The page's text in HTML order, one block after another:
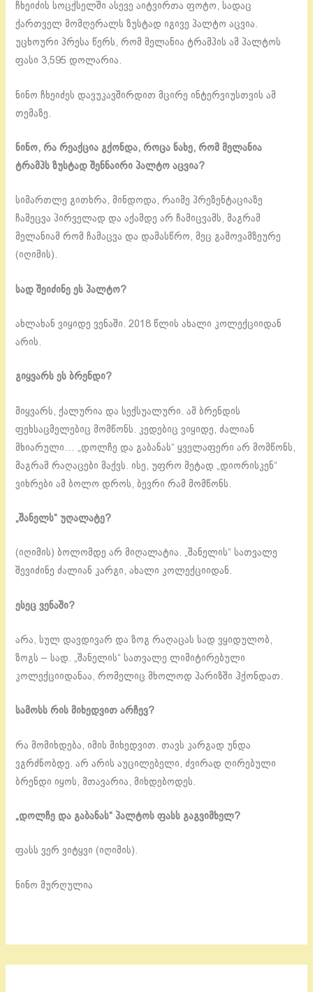
ჩხეიძის სოცქსელში ასევე აიტვირთა ფოტო, სადაც
ქართველ მომღერალს ზუსტად იგივე პალტო აცვია.
უცხოური პრესა წერს, რომ მელანია ტრამპის ამ პალტოს
ფასი 3,595 დოლარია.
ნინო ჩხეიძეს დავუკავშირდით მცირე ინტერვიუსთვის ამ
თემაზე.
ნინო, რა რეაქცია გქონდა, როცა ნახე, რომ მელანია
ტრამპს ზუსტად შენნაირი პალტო აცვია?
სიმართლე გითხრა, მინდოდა, რაიმე პრეზენტაციაზე
ჩამეცვა პირველად და აქამდე არ ჩამიცვამს, მაგრამ
მელანიამ რომ ჩამაცვა და დამასწრო, მეც გამოვამზეურე
(იღიმის).
სად შეიძინე ეს პალტო?
ახლახან ვიყიდე ვენაში. 2018 წლის ახალი კოლექციიდან
არის.
გიყვარს ეს ბრენდი?
მიყვარს, ქალურია და სექსუალური. ამ ბრენდის
ფეხსაცმელებიც მომწონს. კედებიც ვიყიდე, ძალიან
მხიარული… „დოლჩე და გაბანას“ ყველაფერი არ მომწონს,
მაგრამ რაღაცები მაქვს. ისე, უფრო მეტად „დიორისკენ“
ვიხრები ამ ბოლო დროს, ბევრი რამ მომწონს.
„შანელს“ უღალატე?
(იღიმის) ბოლომდე არ მიღალატია. „შანელის“ სათვალე
შევიძინე ძალიან კარგი, ახალი კოლექციიდან.
ესეც ვენაში?
არა, სულ დავდივარ და ზოგ რაღაცას სად ვყიდულობ,
ზოგს – სად. „შანელის“ სათვალე ლიმიტირებული
კოლექციიდანაა, რომელიც მხოლოდ პარიზში ჰქონდათ.
სამოსს რის მიხედვით არჩევ?
რა მომიხდება, იმის მიხედვით. თავს კარგად უნდა
ვგრძნობდე. არ არის აუცილებელი, ძვირად ღირებული
ბრენდი იყოს, მთავარია, მიხდებოდეს.
„დოლჩე და გაბანას“ პალტოს ფასს გაგვიმხელ?
ფასს ვერ ვიტყვი (იღიმის).
ნინო მურღულია